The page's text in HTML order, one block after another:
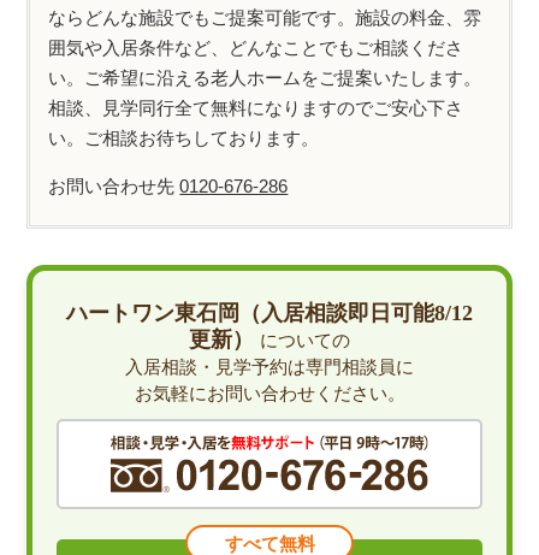
ならどんな施設でもご提案可能です。施設の料金、雰
囲気や入居条件など、どんなことでもご相談くださ
い。ご希望に沿える老人ホームをご提案いたします。
相談、見学同行全て無料になりますのでご安心下さ
い。ご相談お待ちしております。
お問い合わせ先0120-676-286
ハートワン東石岡（入居相談即日可能8/12
更新）
についての
入居相談・見学予約は専門相談員に
お気軽にお問い合わせください。
すべて無料